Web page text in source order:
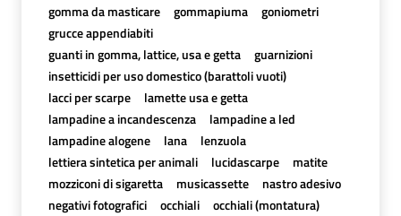
gomma da masticare
gommapiuma
goniometri
grucce appendiabiti
guanti in gomma, lattice, usa e getta
guarnizioni
insetticidi per uso domestico (barattoli vuoti)
lacci per scarpe
lamette usa e getta
lampadine a incandescenza
lampadine a led
lampadine alogene
lana
lenzuola
lettiera sintetica per animali
lucidascarpe
matite
mozziconi di sigaretta
musicassette
nastro adesivo
negativi fotografici
occhiali
occhiali (montatura)